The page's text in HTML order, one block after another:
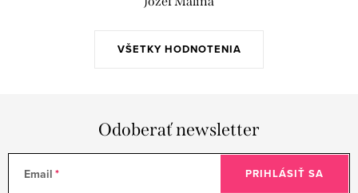
VŠETKY HODNOTENIA
Odoberať newsletter
Email PRIHLÁSIŤ SA